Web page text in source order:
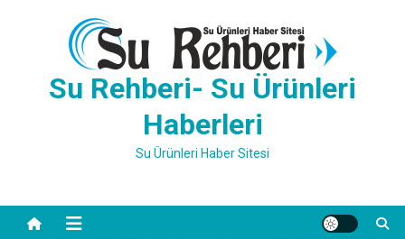
Su Rehberi- Su Ürünleri
Haberleri
Su Ürünleri Haber Sitesi